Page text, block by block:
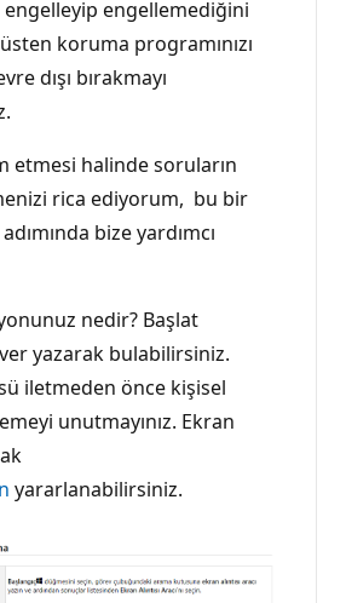
engellemediğini
koruma programınızı
dışı bırakmayı
etmesi halinde soruların
rica ediyorum, bu bir
bize yardımcı
nedir? Başlat
yazarak bulabilirsiniz.
iletmeden önce kişisel
unutmayınız. Ekran
yararlanabilirsiniz.